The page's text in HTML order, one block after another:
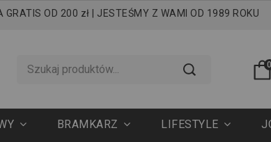
GRATIS OD 200 zł | JESTEŚMY Z WAMI OD 1989 ROKU
0
BRAMKARZ LIFESTYLE